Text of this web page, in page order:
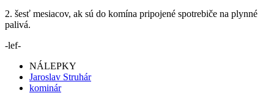
2. šesť mesiacov, ak sú do komína pripojené spotrebiče na plynné
palivá.
-lef-
NÁLEPKY
Jaroslav Struhár
kominár